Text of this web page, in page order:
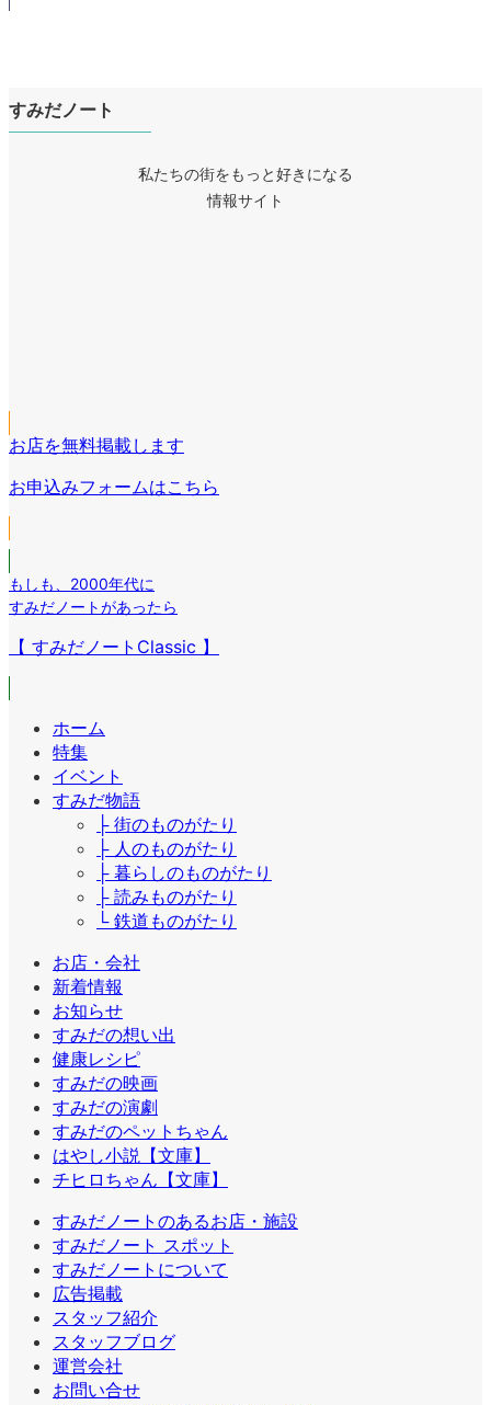
すみだノート
私たちの街をもっと好きになる
情報サイト
リ
ン
ク
ン
リ
ク
ン
リ
ン
ク
お店を無料掲載します
お申込みフォームはこちら
もしも、 2000年代に
すみだノートがあったら
【 すみだノートClassic 】
ホーム
特集
イベント
すみだ物語
├ 街のものがたり
├ 人のものがたり
├ 暮らしのものがたり
├ 読みものがたり
└ 鉄道ものがたり
お店・会社
新着情報
お知らせ
すみだの想い出
健康レシピ
すみだの映画
すみだの演劇
すみだのペットちゃん
はやし小説【文庫】
チヒロちゃん【文庫】
すみだノートのあるお店・施設
すみだノート スポット
すみだノートについて
広告掲載
スタッフ紹介
スタッフブログ
運営会社
お問い合せ